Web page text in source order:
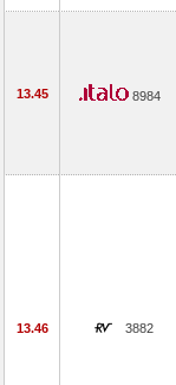
13.45 8984
13.46 3882